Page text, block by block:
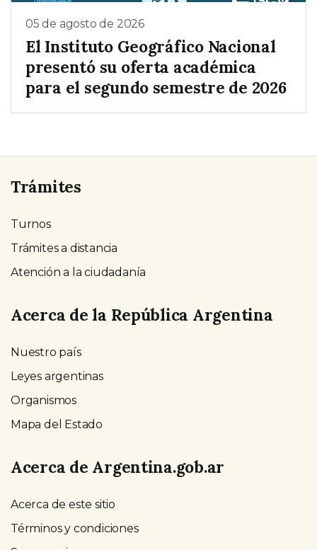
05 de agosto de 2026
El Instituto Geográfico Nacional
presentó su oferta académica
para el segundo semestre de 2026
Trámites
Turnos
Trámites a distancia
Atención a la ciudadanía
Acerca de la República Argentina
Nuestro país
Leyes argentinas
Organismos
Mapa del Estado
Acerca de Argentina.gob.ar
Acerca de este sitio
Términos y condiciones